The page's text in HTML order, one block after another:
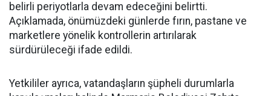
belirli periyotlarla devam edeceğini belirtti.
Açıklamada, önümüzdeki günlerde fırın, pastane ve
marketlere yönelik kontrollerin artırılarak
sürdürüleceği ifade edildi.
Yetkililer ayrıca, vatandaşların şüpheli durumlarla